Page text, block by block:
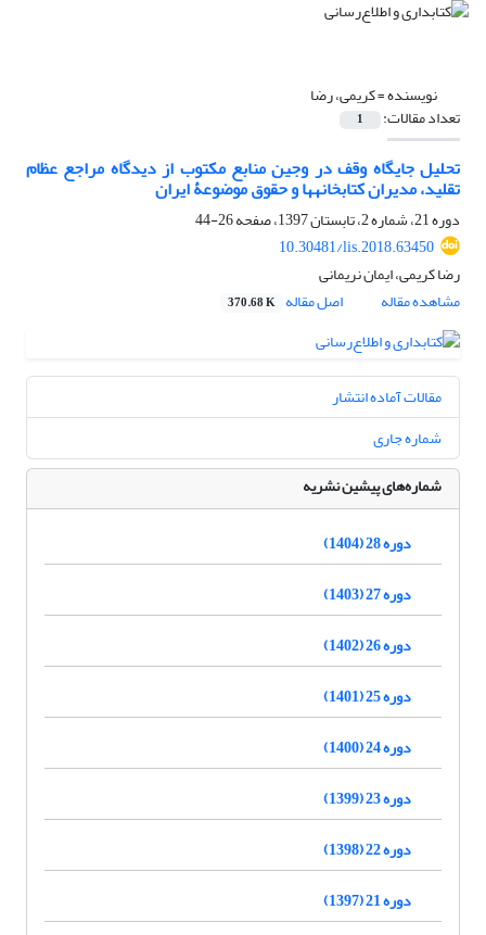
نویسنده =کریمی، رضا
تعداد مقالات: 1
تحلیل جایگاه وقف در وجین منابع مکتوب از دیدگاه مراجع عظام
تقلید، مدیران کتابخانه‎ها و حقوق موضوعۀ ایران
دوره 21، شماره 2، تابستان 1397، صفحه
26-44
10.30481/lis.2018.63450
رضا کریمی، ایمان نریمانی
مشاهده مقاله
اصل مقاله 370.68 K
مقالات آماده انتشار
شماره جاری
شماره‌های پیشین نشریه
دوره 28 (1404)
دوره 27 (1403)
دوره 26 (1402)
دوره 25 (1401)
دوره 24 (1400)
دوره 23 (1399)
دوره 22 (1398)
دوره 21 (1397)